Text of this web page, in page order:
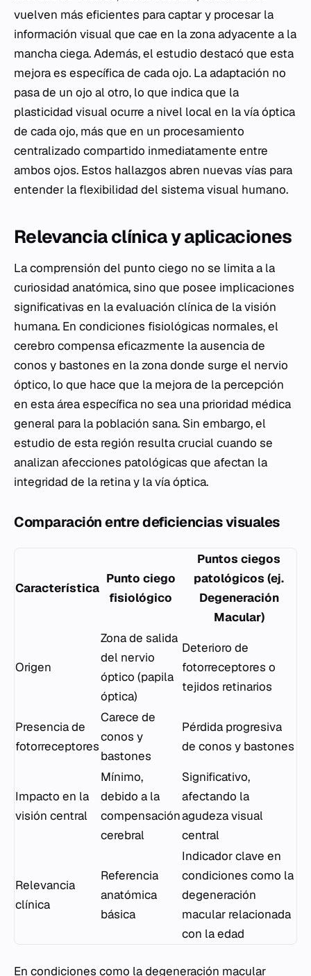
vuelven más eficientes para captar y procesar la
información visual que cae en la zona adyacente a la
mancha ciega. Además, el estudio destacó que esta
mejora es específica de cada ojo. La adaptación no
pasa de un ojo al otro, lo que indica que la
plasticidad visual ocurre a nivel local en la vía óptica
de cada ojo, más que en un procesamiento
centralizado compartido inmediatamente entre
ambos ojos. Estos hallazgos abren nuevas vías para
entender la flexibilidad del sistema visual humano.
Relevancia clínica y aplicaciones
La comprensión del punto ciego no se limita a la
curiosidad anatómica, sino que posee implicaciones
significativas en la evaluación clínica de la visión
humana. En condiciones fisiológicas normales, el
cerebro compensa eficazmente la ausencia de
conos y bastones en la zona donde surge el nervio
óptico, lo que hace que la mejora de la percepción
en esta área específica no sea una prioridad médica
general para la población sana. Sin embargo, el
estudio de esta región resulta crucial cuando se
analizan afecciones patológicas que afectan la
integridad de la retina y la vía óptica.
Comparación entre deficiencias visuales
Característica
Punto ciego
fisiológico
Puntos ciegos
patológicos (ej.
Degeneración
Macular)
Origen
Zona de salida
del nervio
óptico (papila
óptica)
Deterioro de
fotorreceptores o
tejidos retinarios
Presencia de
fotorreceptores
Carece de
conos y
bastones
Pérdida progresiva
de conos y bastones
Impacto en la
visión central
Mínimo,
debido a la
compensación
cerebral
Significativo,
afectando la
agudeza visual
central
Relevancia
clínica
Referencia
anatómica
básica
Indicador clave en
condiciones como la
degeneración
macular relacionada
con la edad
En condiciones como la degeneración macular